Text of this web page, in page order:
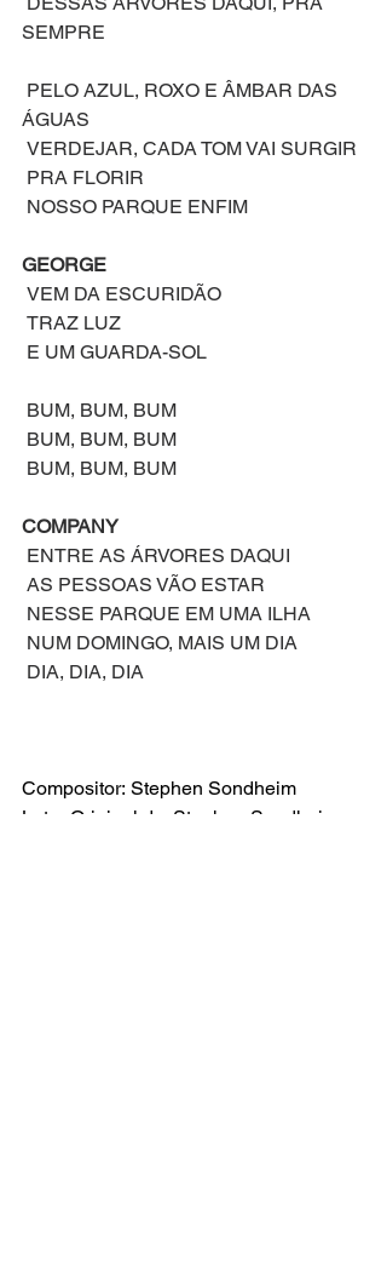
SEMPRE
ÁGUAS
VERDEJAR, CADA TOM VAI SURGIR
PRA FLORIR
NOSSO PARQUE ENFIM
GEORGE
VEM DA ESCURIDÃO
TRAZ LUZ
E UM GUARDA-SOL
BUM, BUM, BUM
BUM, BUM, BUM
BUM, BUM, BUM
COMPANY
ENTRE AS ÁRVORES DAQUI
AS PESSOAS VÃO ESTAR
NESSE PARQUE EM UMA ILHA
NUM DOMINGO, MAIS UM DIA
DIA, DIA, DIA
Compositor: Stephen Sondheim
Letra Original de: Stephen Sondheim